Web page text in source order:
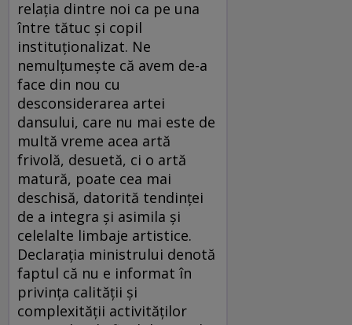
relaţia dintre noi ca pe una
între tătuc şi copil
instituţionalizat. Ne
nemulţumeşte că avem de-a
face din nou cu
desconsiderarea artei
dansului, care nu mai este de
multă vreme acea artă
frivolă, desuetă, ci o artă
matură, poate cea mai
deschisă, datorită tendinţei
de a integra şi asimila şi
celelalte limbaje artistice.
Declaraţia ministrului denotă
faptul că nu e informat în
privinţa calităţii şi
complexităţii activităţilor